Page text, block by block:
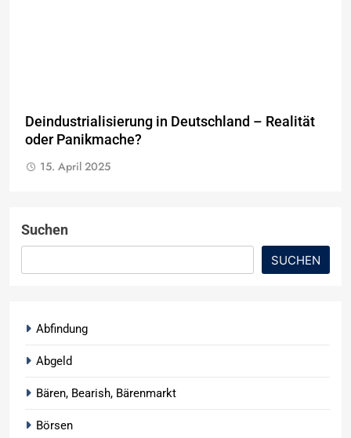
Deindustrialisierung in Deutschland – Realität
oder Panikmache?
15. April 2025
Suchen
SUCHEN
Abfindung
Abgeld
Bären, Bearish, Bärenmarkt
Börsen